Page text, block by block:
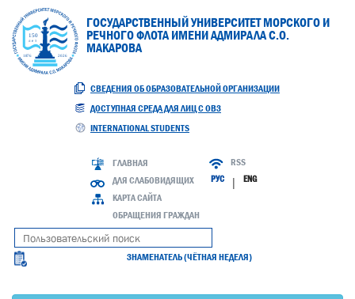
ГОСУДАРСТВЕННЫЙ УНИВЕРСИТЕТ МОРСКОГО И
РЕЧНОГО ФЛОТА ИМЕНИ АДМИРАЛА С.О.
МАКАРОВА
СВЕДЕНИЯ ОБ ОБРАЗОВАТЕЛЬНОЙ ОРГАНИЗАЦИИ
ДОСТУПНАЯ СРЕДА ДЛЯ ЛИЦ С ОВЗ
INTERNATIONAL STUDENTS
ГЛАВНАЯ
ДЛЯ СЛАБОВИДЯЩИХ
КАРТА САЙТА
ОБРАЩЕНИЯ ГРАЖДАН
RSS
РУС | ENG
ЗНАМЕНАТЕЛЬ (ЧЁТНАЯ НЕДЕЛЯ)